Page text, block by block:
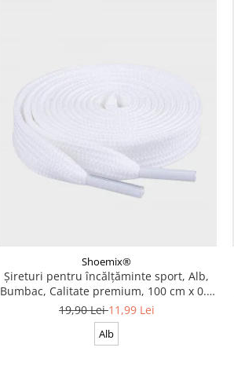
Shoemix®
Șireturi pentru încălțăminte sport, Alb,
Bumbac, Calitate premium, 100 cm x 0.8
cm
19,90 Lei11,99 Lei
Alb